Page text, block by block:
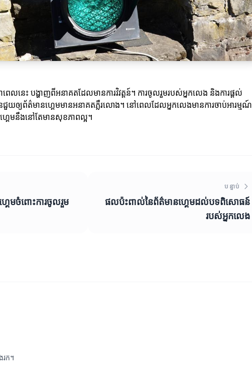
ាពេលនេះ បង្ហាញពីអនាគតដែលមានការវិវត្តន៍។ ការចូលរួមរបស់អ្នកលេង និងការផ្តល់
ឲ្យព័ត៌មានហ្គេមមានអនាគតភ្លឺរលោង។ នៅពេលដែលអ្នកលេងមានការចាប់អារម្មណ៍
គេមនឹងនៅតែមានសុខភាពល្អ។
េមចំពោះការចូលរួម
បន្ទាប់
ផលប៉ះពាល់នៃព័ត៌មានហ្គេមដល់បទពិសោធន៍
របស់អ្នកលេង
រក។